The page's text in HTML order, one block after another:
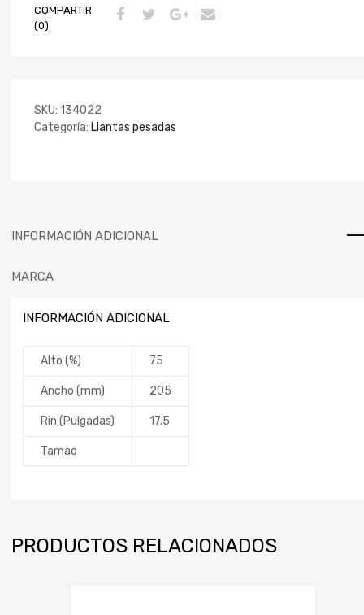
COMPARTIR
(0)
SKU: 134022
Categoría: Llantas pesadas
INFORMACIÓN ADICIONAL
MARCA
INFORMACIÓN ADICIONAL
Alto (%) 75
Ancho (mm) 205
Rin (Pulgadas) 17.5
Tamao
PRODUCTOS RELACIONADOS